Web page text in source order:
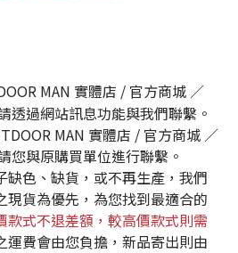
MAN 實體店 / 官方商城 ／
透過網站訊息功能與我們聯繫。
MAN 實體店 / 官方商城 ／
您與原購買單位進行聯繫。
缺色、缺貨，或不再生產，我們
現貨為優先，為您找到最適合的
款式不退差額，較高價款式則需
運費會由您負擔，新品寄出則由